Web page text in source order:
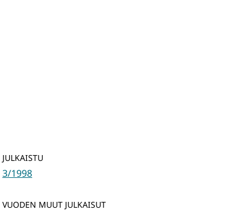
JULKAISTU
3/1998
VUODEN MUUT JULKAISUT